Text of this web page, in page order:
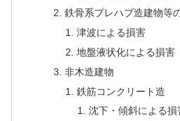
鉄骨系プレハブ造建物等
津波による損害
地盤液状化による損害
非木造建物
鉄筋コンクリート造
沈下・傾斜による